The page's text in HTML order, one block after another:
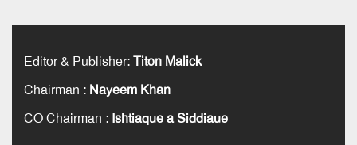
Editor & Publisher:Titon Malick
Chairman : Nayeem Khan
CO Chairman : Ishtiaque a Siddiaue